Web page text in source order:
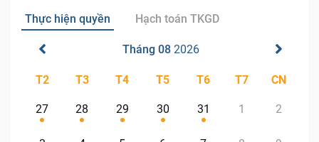
Thực hiện quyền Hạch toán TKGD
Tháng 08 2026
T2 T3 T4 T5 T6 T7 CN
27 28 29 30 31 1 2